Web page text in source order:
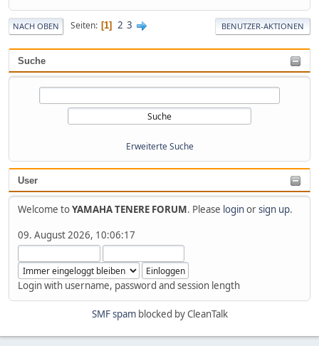
Suche
Erweiterte Suche
User
Welcome toYAMAHA TENERE FORUM. Please loginorsign up.
09. August 2026, 10:06:17
Login with username, password and session length
NACH OBEN Seiten 1 2 3 BENUTZER-AKTIONEN
SMF spamblocked by CleanTalk